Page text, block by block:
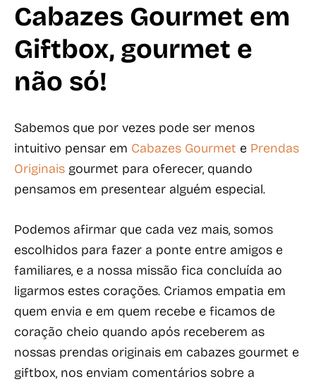
Cabazes Gourmet em
Giftbox, gourmet e
não só!
Sabemos que por vezes pode ser menos
intuitivo pensar em Cabazes Gourmet e Prendas
Originais gourmet para oferecer, quando
pensamos em presentear alguém especial.
Podemos afirmar que cada vez mais, somos
escolhidos para fazer a ponte entre amigos e
familiares, e a nossa missão fica concluída ao
ligarmos estes corações. Criamos empatia em
quem envia e em quem recebe e ficamos de
coração cheio quando após receberem as
nossas prendas originais em cabazes gourmet e
giftbox, nos enviam comentários sobre a